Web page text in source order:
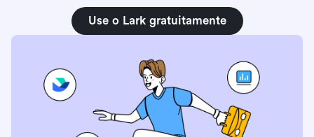
Use o Lark gratuitamente